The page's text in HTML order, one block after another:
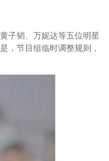
子韬、万妮达等五位明星
，节目组临时调整规则，